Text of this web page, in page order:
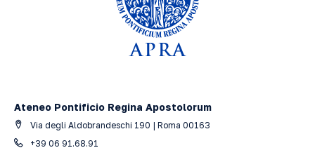
Ateneo Pontificio Regina Apostolorum
Via degli Aldobrandeschi 190 | Roma 00163
+39 06 91.68.91